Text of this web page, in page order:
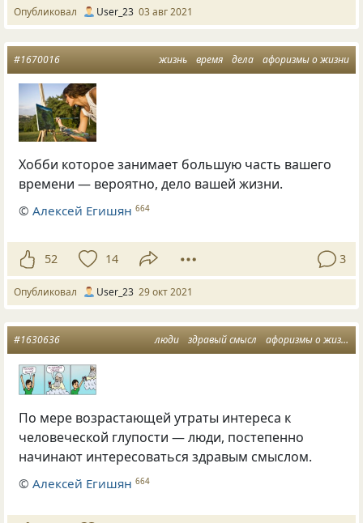
Опубликовал User_23 03 авг 2021
жизнь время дела афоризмы о жизни
#1670016
Хобби которое занимает большую часть вашего
времени — вероятно, дело вашей жизни.
©Алексей Егишян 664
52 14 3
Опубликовал User_23 29 окт 2021
люди здравый смысл афоризмы о жизни
#1630636
По мере возрастающей утраты интереса к
человеческой глупости — люди, постепенно
начинают интересоваться здравым смыслом.
©Алексей Егишян 664